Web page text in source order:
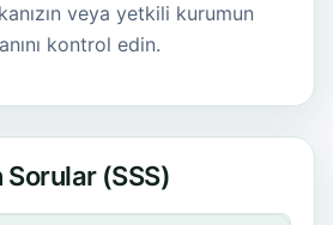
veya yetkili kurumun
kontrol edin.
Sorular (SSS)